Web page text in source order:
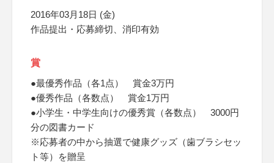
2016年03月18日 (金)
作品提出・応募締切、消印有効
賞
●最優秀作品（各1点） 賞金3万円
●優秀作品（各数点） 賞金1万円
●小学生・中学生向けの優秀賞（各数点） 3000円
分の図書カード
※応募者の中から抽選で健康グッズ（歯ブラシセッ
ト等）を贈呈